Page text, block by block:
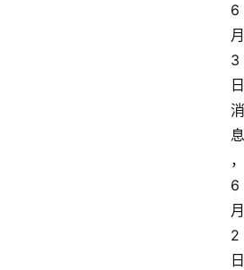
6
月
3
日
消
息
，
6
月
2
日